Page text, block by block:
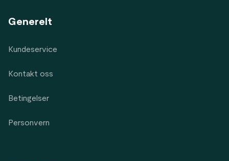
Generelt
Kundeservice
Kontakt oss
Betingelser
Personvern